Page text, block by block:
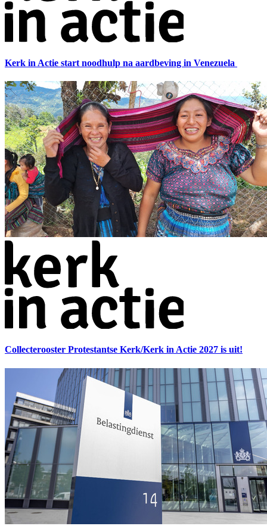
Kerk in Actie start noodhulp na aardbeving in Venezuela
Collecterooster Protestantse Kerk/Kerk in Actie 2027 is uit!